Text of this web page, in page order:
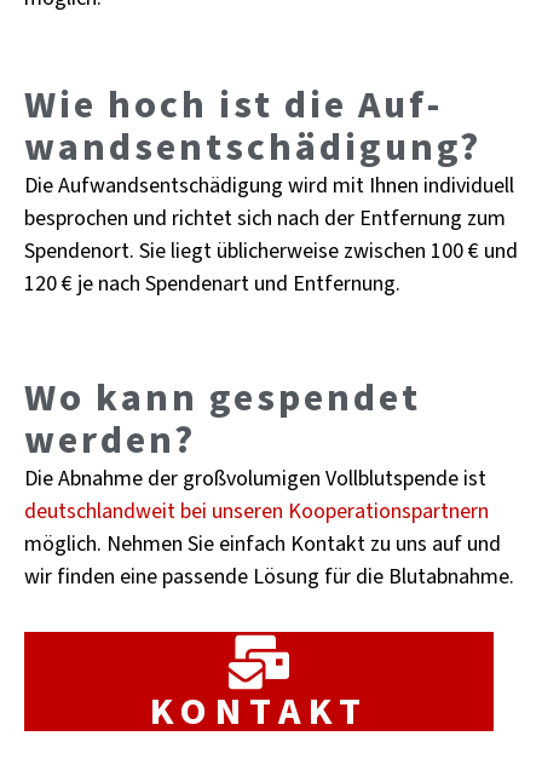
Wie hoch ist die Auf­
wands­ent­schä­di­gung?
Die Auf­wands­ent­schä­di­gung wird mit Ihnen in­di­vi­du­ell
be­spro­chen und rich­tet sich nach der Ent­fer­nung zum
Spen­den­ort. Sie liegt üb­li­cher­wei­se zwi­schen 100 € und
120 € je nach Spen­den­art und Ent­fer­nung.
Wo kann ge­spen­det
wer­den?
Die Ab­nah­me der groß­vo­lu­mi­gen Voll­blut­spen­de ist
deutsch­land­weit bei un­se­ren Ko­ope­ra­ti­ons­part­nern
mög­lich. Neh­men Sie ein­fach Kon­takt zu uns auf und
wir fin­den eine pas­sen­de Lö­sung für die Blut­ab­nah­me.
KON­TAKT